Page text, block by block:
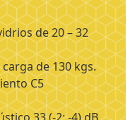
de 20 – 32
de 130 kgs.
C5